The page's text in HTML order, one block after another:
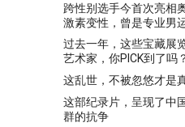
跨性别选手今首次亮相
激素变性，曾是专业男
过去一年，这些宝藏展
艺术家，你PICK到了吗
这乱世，不被忽悠才是
这部纪录片，呈现了中
群的抗争